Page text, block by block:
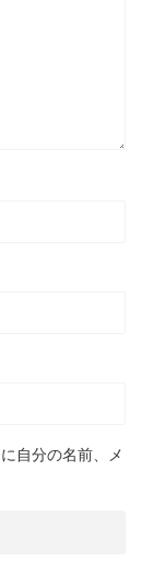
自分の名前、メ